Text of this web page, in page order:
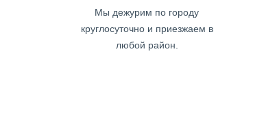
Мы дежурим по городу
круглосуточно и приезжаем в
любой район.